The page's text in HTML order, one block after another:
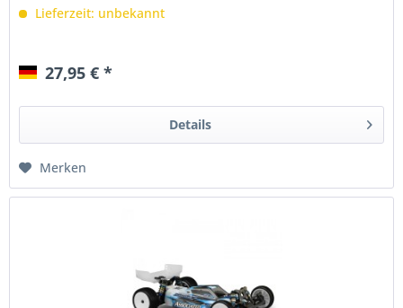
Lieferzeit: unbekannt
27,95 € *
Details
Merken